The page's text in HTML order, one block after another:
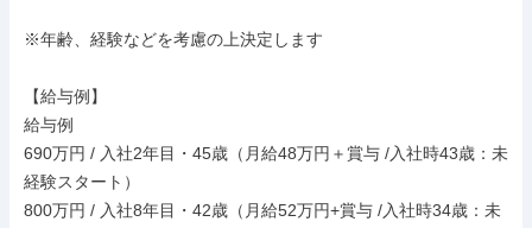
※年齢、経験などを考慮の上決定します
【給与例】
給与例
690万円 / 入社2年目・45歳（月給48万円＋賞与 /入社時43歳：未
経験スタート）
800万円 / 入社8年目・42歳（月給52万円+賞与 /入社時34歳：未